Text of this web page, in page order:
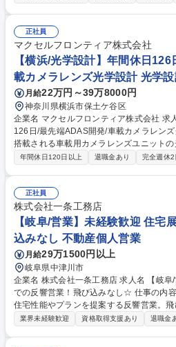
辺要素技術の確立／新技術にチャレンジし
◆当社の製品は自動車の安全・安心(交通
ない、将来性のあるやりがいの大きい仕事になります
技術開発(構造開発)】車載用カメラレンズ
正社員
マクセルフロンティア株式会社
【横浜/光学設計】年間休日
載カメラレンズ光学設計 光学
月給22万円～39万8000円
神奈川県横浜市保土ケ谷区
企業名 マクセルフロンティア株式会社 求人名 【横浜/光学設計】年間休日
126日/最先端ADAS開発/車載カメラレンズ光学設計 仕事の
搭載される車載用カメラレンズユニット
点レンズの設計から迷光解析、量産立ち
ーション、迷光解析、照明設計 ■レンズユ
定、データ解析等） ■光学検査装置の設計
光検査機等） ※アラウンドビューモニタ
マの進化に貢献する将来性の高い製品開発
大きい仕事です。 募集職種 【横浜/光学設計】年間休日126日/最先端ADA
S開発/車載カメラレンズ光学設計
年間休日120日以上 退職金あり 完全週休2
正社員
株式会社一条工務店
【岐阜/営業】未経験歓迎 住宅
込みなし 不動産個人営業
月給29万1500円以上
岐阜県中津川市
企業名 株式会社一条工務店 求人名 【岐阜/営業】未経験歓迎★住宅展示場
での反響営業！飛び込みなし☆ 仕事の内容 展示場に来場されたお客様に
住宅性能やプランを提案する反響営業。
商品力を活かしてじっくりお客様対応。
業界未経験歓迎 資格取得支援あり 退職金